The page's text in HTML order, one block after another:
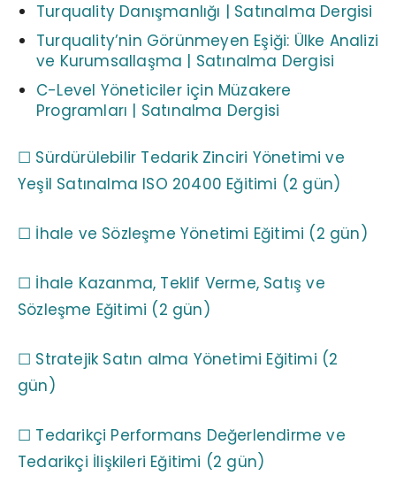
Turquality Danışmanlığı | Satınalma Dergisi
Turquality’nin Görünmeyen Eşiği: Ülke Analizi
ve Kurumsallaşma | Satınalma Dergisi
C-Level Yöneticiler için Müzakere
Programları | Satınalma Dergisi
☐ Sürdürülebilir Tedarik Zinciri Yönetimi ve
Yeşil Satınalma ISO 20400 Eğitimi (2 gün)
☐ İhale ve Sözleşme Yönetimi Eğitimi (2 gün)
☐ İhale Kazanma, Teklif Verme, Satış ve
Sözleşme Eğitimi (2 gün)
☐ Stratejik Satın alma Yönetimi Eğitimi (2
gün)
☐ Tedarikçi Performans Değerlendirme ve
Tedarikçi İlişkileri Eğitimi (2 gün)